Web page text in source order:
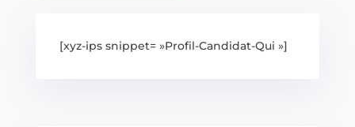
[xyz-ips snippet= »Profil-Candidat-Qui »]